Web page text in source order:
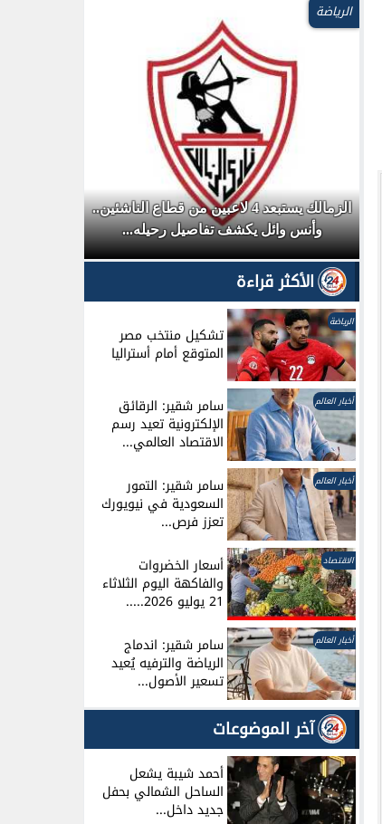
الرياضة
الزمالك يستبعد 4 لاعبين من قطاع الناشئين..
وأنس وائل يكشف تفاصيل رحيله...
الأكثر قراءة
الرياضة
تشكيل منتخب مصر
المتوقع أمام أستراليا
أخبار العالم سامر شقير: الرقائق
الإلكترونية تعيد رسم
الاقتصاد العالمي...
أخبار العالم سامر شقير: التمور
السعودية في نيويورك
تعزز فرص...
الاقتصاد أسعار الخضروات
والفاكهة اليوم الثلاثاء
21 يوليو 2026.....
أخبار العالم سامر شقير: اندماج
الرياضة والترفيه يُعيد
تسعير الأصول...
آخر الموضوعات
أحمد شيبة يشعل
الساحل الشمالي بحفل
جديد داخل...